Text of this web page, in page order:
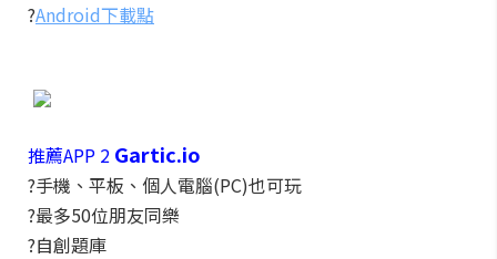
?Android下載點
推薦APP 2 Gartic.io
?手機、平板、個人電腦(PC)也可玩
?最多50位朋友同樂
?自創題庫